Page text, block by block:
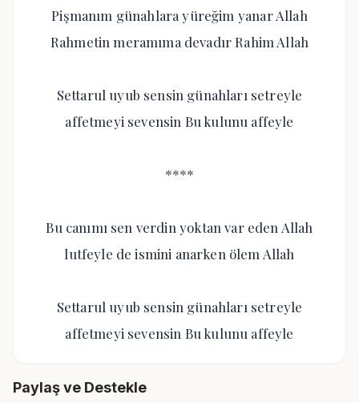
Pişmanım günahlara yüreğim yanar Allah
Rahmetin meramıma devadır Rahim Allah
Settarul uyub sensin günahları setreyle
affetmeyi sevensin Bu kulunu affeyle
****
Bu canımı sen verdin yoktan var eden Allah
lutfeyle de ismini anarken ölem Allah
Settarul uyub sensin günahları setreyle
affetmeyi sevensin Bu kulunu affeyle
Paylaş ve Destekle